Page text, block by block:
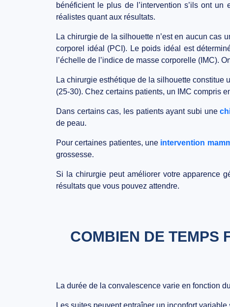
bénéficient le plus de l’intervention s’ils ont
réalistes quant aux résultats.
La chirurgie de la silhouette n’est en aucun cas
corporel idéal (PCI). Le poids idéal est
l’échelle de l’indice de masse corporelle (IMC).
La chirurgie esthétique de la silhouette constitue
(25-30). Chez certains patients, un IMC compris
Dans certains cas, les patients ayant subi une
de peau.
Pour certaines patientes, une intervention
grossesse.
Si la chirurgie peut améliorer votre apparence
résultats que vous pouvez attendre.
COMBIEN DE TEMPS
La durée de la convalescence varie en fonction
Les suites peuvent entraîner un inconfort